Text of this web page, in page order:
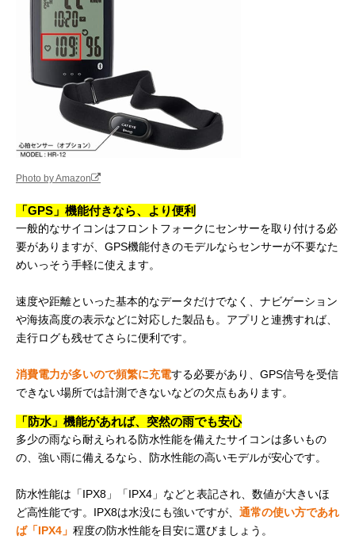
Photo by Amazon
「GPS」機能付きなら、より便利
一般的なサイコンはフロントフォークにセンサーを取り付ける必
要がありますが、GPS機能付きのモデルならセンサーが不要なた
めいっそう手軽に使えます。
速度や距離といった基本的なデータだけでなく、ナビゲーション
や海抜高度の表示などに対応した製品も。アプリと連携すれば、
走行ログも残せてさらに便利です。
消費電力が多いので頻繁に充電する必要があり、GPS信号を受信
できない場所では計測できないなどの欠点もあります。
「防水」機能があれば、突然の雨でも安心
多少の雨なら耐えられる防水性能を備えたサイコンは多いもの
の、強い雨に備えるなら、防水性能の高いモデルが安心です。
防水性能は「IPX8」「IPX4」などと表記され、数値が大きいほ
ど高性能です。IPX8は水没にも強いですが、 通常の使い方であれ
ば「IPX4」 程度の防水性能を目安に選びましょう。